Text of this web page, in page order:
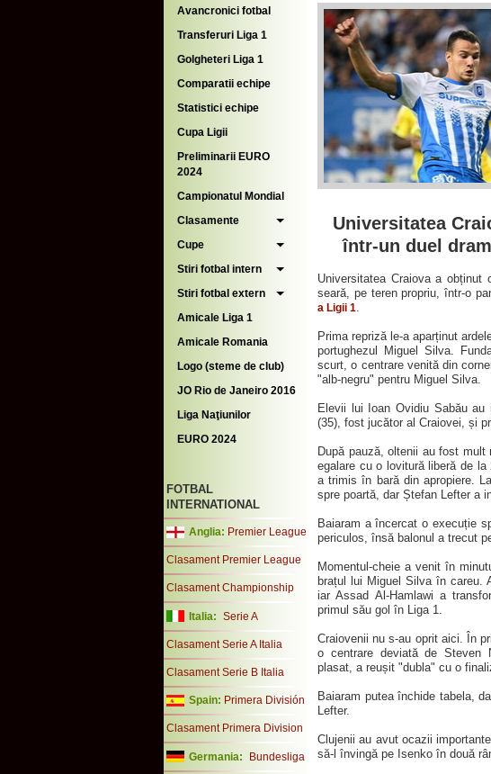
Avancronici fotbal
Transferuri Liga 1
Golgheteri Liga 1
Comparatii echipe
Statistici echipe
Cupa Ligii
Preliminarii EURO
2024
Campionatul Mondial
Clasamente
Cupe
Stiri fotbal intern
Stiri fotbal extern
Amicale Liga 1
Amicale Romania
Logo (steme de club)
JO Rio de Janeiro 2016
Liga Naţiunilor
EURO 2024
FOTBAL
INTERNATIONAL
Anglia: Premier League
Clasament Premier League
Clasament Championship
Italia: Serie A
Clasament Serie A Italia
Clasament Serie B Italia
Spain: Primera División
Clasament Primera Division
Germania: Bundesliga
Universitatea
într-un duel
Universitatea Craiova a
seară, pe teren propriu, într-o
a Ligii 1.
Prima repriză le-a aparținut
portughezul Miguel Silva.
scurt, o centrare venită din
"alb-negru" pentru Miguel Silva.
Elevii lui Ioan Ovidiu Sabău
(35), fost jucător al Craiovei, și
După pauză, oltenii au fost
egalare cu o lovitură liberă de
a trimis în bară din apropiere.
spre poartă, dar Ștefan Lefter a
Baiaram a încercat o execuție
periculos, însă balonul a trecut
Momentul-cheie a venit în
brațul lui Miguel Silva în careu.
iar Assad Al-Hamlawi a
primul său gol în Liga 1.
Craiovenii nu s-au oprit aici. În
o centrare deviată de Steven
plasat, a reușit "dubla" cu o
Baiaram putea închide tabela,
Lefter.
Clujenii au avut ocazii
să-l învingă pe Isenko în două